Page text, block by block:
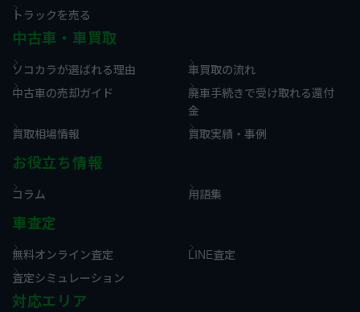
トラックを売る
中古車・車買取
ソコカラが選ばれる理由
車買取の流れ
中古車の売却ガイド
廃車手続きで受け取れる還付
金
買取相場情報
買取実績・事例
お役立ち情報
コラム 用語集
車査定
無料オンライン査定
LINE査定
査定シミュレーション
対応エリア